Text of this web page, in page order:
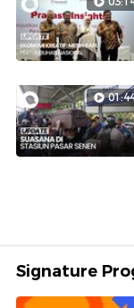
Signature